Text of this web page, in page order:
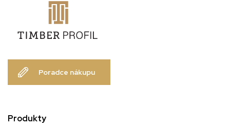
Poradce nákupu
Produkty